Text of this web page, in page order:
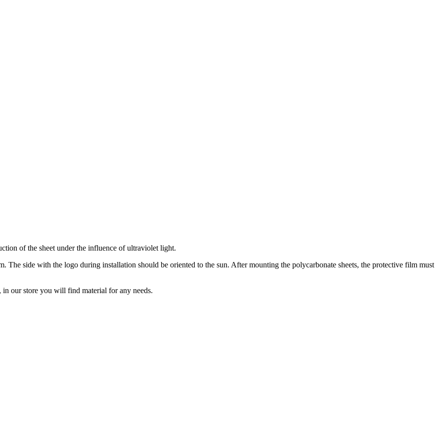
of the sheet under the influence of ultraviolet light.
The side with the logo during installation should be oriented to the sun. After mounting the polycarbonate sheets, the protective film must
our store you will find material for any needs.